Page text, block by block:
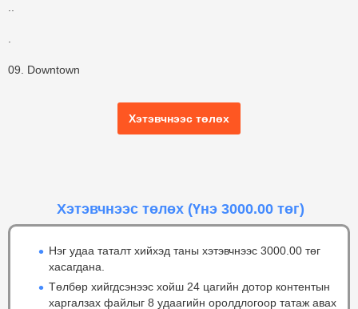
09. Downtown
Хэтэвчнээс төлөх
Хэтэвчнээс төлөх (Үнэ 3000.00 төг)
Нэг удаа таталт хийхэд таны хэтэвчнээс 3000.00 төг
хасагдана.
Төлбөр хийгдсэнээс хойш 24 цагийн дотор контентын
харгалзах файлыг 8 удаагийн оролдлогоор татаж авах